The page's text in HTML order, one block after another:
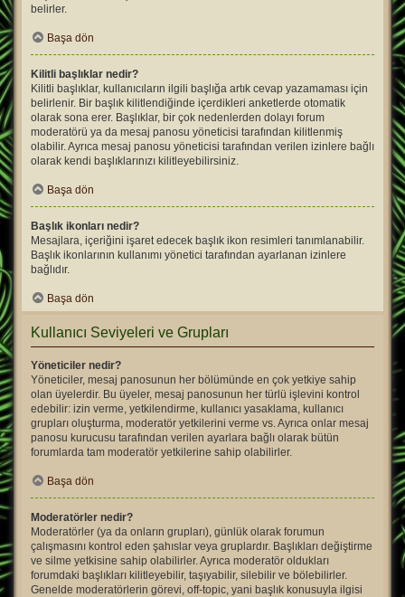
belirler.
Başa dön
Kilitli başlıklar nedir?
Kilitli başlıklar, kullanıcıların ilgili başlığa artık cevap yazamaması için
belirlenir. Bir başlık kilitlendiğinde içerdikleri anketlerde otomatik
olarak sona erer. Başlıklar, bir çok nedenlerden dolayı forum
moderatörü ya da mesaj panosu yöneticisi tarafından kilitlenmiş
olabilir. Ayrıca mesaj panosu yöneticisi tarafından verilen izinlere bağlı
olarak kendi başlıklarınızı kilitleyebilirsiniz.
Başa dön
Başlık ikonları nedir?
Mesajlara, içeriğini işaret edecek başlık ikon resimleri tanımlanabilir.
Başlık ikonlarının kullanımı yönetici tarafından ayarlanan izinlere
bağlıdır.
Başa dön
Kullanıcı Seviyeleri ve Grupları
Yöneticiler nedir?
Yöneticiler, mesaj panosunun her bölümünde en çok yetkiye sahip
olan üyelerdir. Bu üyeler, mesaj panosunun her türlü işlevini kontrol
edebilir: izin verme, yetkilendirme, kullanıcı yasaklama, kullanıcı
grupları oluşturma, moderatör yetkilerini verme vs. Ayrıca onlar mesaj
panosu kurucusu tarafından verilen ayarlara bağlı olarak bütün
forumlarda tam moderatör yetkilerine sahip olabilirler.
Başa dön
Moderatörler nedir?
Moderatörler (ya da onların grupları), günlük olarak forumun
çalışmasını kontrol eden şahıslar veya gruplardır. Başlıkları değiştirme
ve silme yetkisine sahip olabilirler. Ayrıca moderatör oldukları
forumdaki başlıkları kilitleyebilir, taşıyabilir, silebilir ve bölebilirler.
Genelde moderatörlerin görevi, off-topic, yani başlık konusuyla ilgisi